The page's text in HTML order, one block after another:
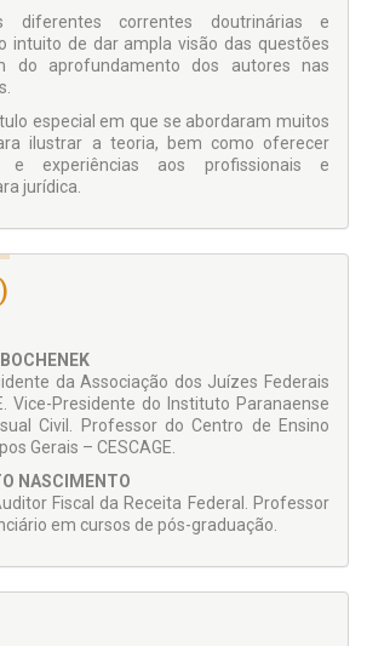
diferentes correntes doutrinárias e
intuito de dar ampla visão das questões
do aprofundamento dos autores nas
especial em que se abordaram muitos
ilustrar a teoria, bem como oferecer
e experiências aos profissionais e
jurídica.
da Associação dos Juízes Federais
Vice-Presidente do Instituto Paranaense
Civil. Professor do Centro de Ensino
Gerais – CESCAGE.
NASCIMENTO
Fiscal da Receita Federal. Professor
em cursos de pós-graduação.